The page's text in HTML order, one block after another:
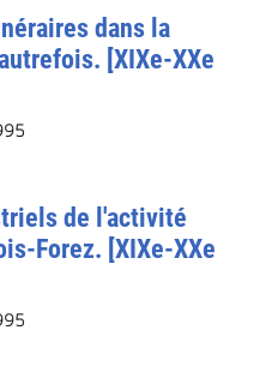
dans la
[XIXe-XXe
de l'activité
Forez. [XIXe-XXe